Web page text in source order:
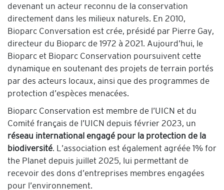
devenant un acteur reconnu de la conservation
directement dans les milieux naturels. En 2010,
Bioparc Conversation est crée, présidé par Pierre Gay,
directeur du Bioparc de 1972 à 2021. Aujourd’hui, le
Bioparc et Bioparc Conservation poursuivent cette
dynamique en soutenant des projets de terrain portés
par des acteurs locaux, ainsi que des programmes de
protection d’espèces menacées.
Bioparc Conservation est membre de l’UICN et du
Comité français de l’UICN depuis février 2023, un
réseau international engagé pour la protection de la
biodiversité. L’association est également agréée 1% for
the Planet depuis juillet 2025, lui permettant de
recevoir des dons d’entreprises membres engagées
pour l’environnement.